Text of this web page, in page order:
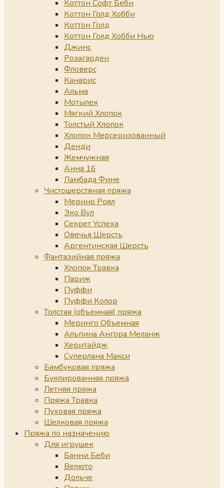
Коттон Софт Беби
Коттон Голд Хобби
Коттон Голд
Коттон Голд Хобби Нью
Джинс
Розагарден
Фловерс
Канарис
Альма
Мотылек
Мягкий Хлопок
Толстый Хлопок
Хлопок Мерсеризованный
Денди
Жемчужная
Анна 16
Ламбада Фине
Чистошерстяная пряжа
Мерино Роял
Эко Вул
Секрет Успеха
Овечья Шерсть
Аргентинская Шерсть
Фантазийная пряжа
Хлопок Травка
Париж
Пуффи
Пуффи Колор
Толстая (объемная) пряжа
Меринго Объемная
Альпина Ангора Меланж
Херитайдж
Суперлана Макси
Бамбуковая пряжа
Буклированная пряжа
Летняя пряжа
Пряжа Травка
Пуховая пряжа
Шелковая пряжа
Пряжа по назначению
Для игрушек
Банни Беби
Велюто
Дольче